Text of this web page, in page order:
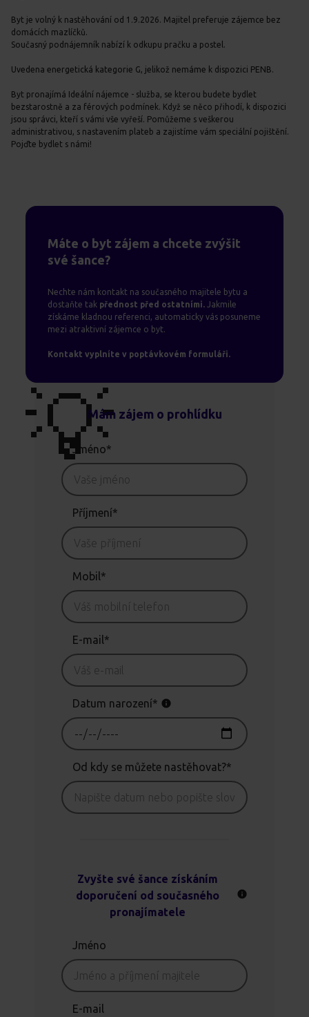
Byt je volný k nastěhování od 1.9.2026. Majitel preferuje zájemce bez
domácích mazlíčků.
Současný podnájemník nabízí k odkupu pračku a postel.
Uvedena energetická kategorie G, jelikož nemáme k dispozici PENB.
Byt pronajímá Ideální nájemce - služba, se kterou budete bydlet
bezstarostně a za férových podmínek. Když se něco přihodí, k dispozici
jsou správci, kteří s vámi vše vyřeší. Pomůžeme s veškerou
administrativou, s nastavením plateb a zajistíme vám speciální pojištění.
Pojďte bydlet s námi!
Máte o byt zájem a chcete zvýšit
své šance?
Nechte nám kontakt na současného majitele bytu a
dostaňte tak přednost před ostatními. Jakmile
získáme kladnou referenci, automaticky vás posuneme
mezi atraktivní zájemce o byt.
Kontakt vyplníte v poptávkovém formuláři.
💡Mám zájem o prohlídku
Jméno*
Příjmení*
Mobil*
E-mail*
Datum narození*
Od kdy se můžete nastěhovat?*
Zvyšte své šance získáním
doporučení od současného
pronajímatele
Jméno
E-mail